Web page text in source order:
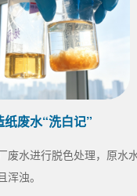
纸废水“洗白记”
废水进行脱色处理，原水
浑浊。